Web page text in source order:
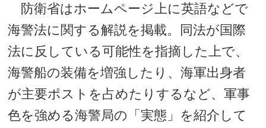
防衛省はホームページ上に英語などで
海警法に関する解説を掲載。同法が国際
法に反している可能性を指摘した上で、
海警船の装備を増強したり、海軍出身者
が主要ポストを占めたりするなど、軍事
色を強める海警局の「実態」を紹介して